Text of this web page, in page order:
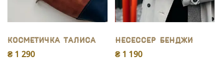
Косметичка Талиса
₴ 1 290
Несессер Бенджи
₴ 1 190